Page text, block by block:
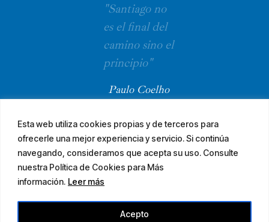
Esta web utiliza cookies propias y de terceros para
ofrecerle una mejor experiencia y servicio. Si continúa
navegando, consideramos que acepta su uso. Consulte
nuestra Política de Cookies para Más
información. Leer más
Acepto
"Santiago no
es el final del
camino sino el
principio"
Paulo Coelho
© 2026 El Camino Mozárabe de Santiago · diseña